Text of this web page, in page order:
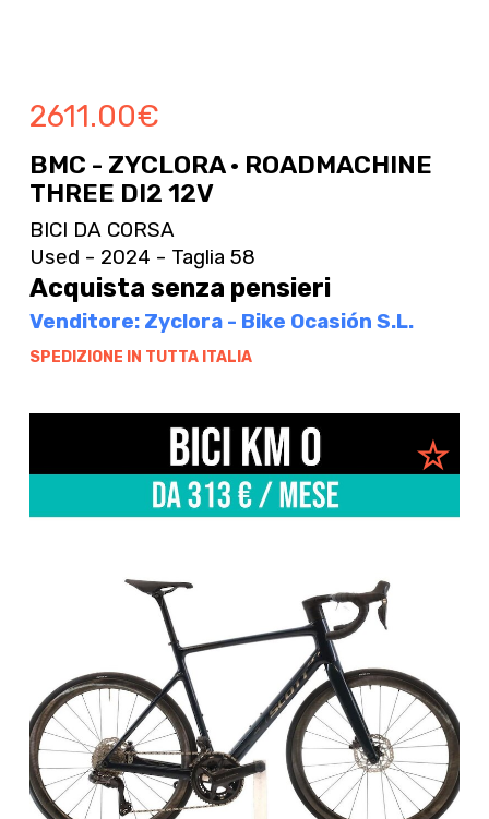
2611.00€
BMC - ZYCLORA · ROADMACHINE
THREE DI2 12V
BICI DA CORSA
Used - 2024 - Taglia 58
Acquista senza pensieri
Venditore: Zyclora - Bike Ocasión S.L.
SPEDIZIONE IN TUTTA ITALIA